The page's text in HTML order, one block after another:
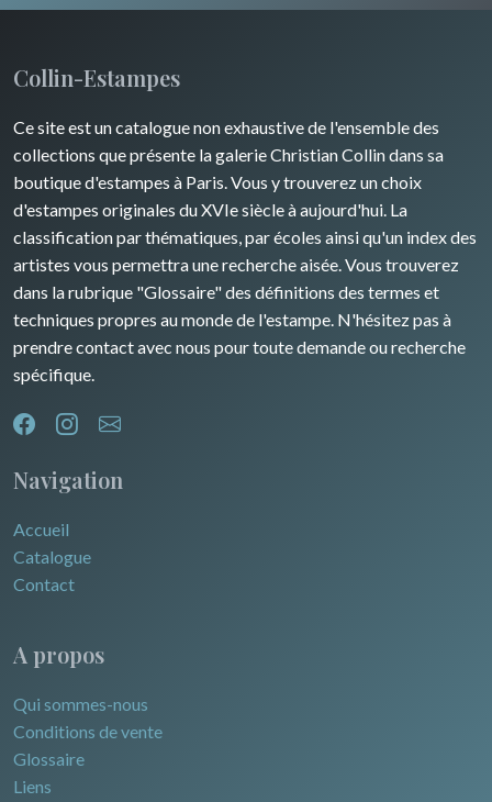
Collin-Estampes
Ce site est un catalogue non exhaustive de l'ensemble des
collections que présente la galerie Christian Collin dans sa
boutique d'estampes à Paris. Vous y trouverez un choix
d'estampes originales du XVIe siècle à aujourd'hui. La
classification par thématiques, par écoles ainsi qu'un index des
artistes vous permettra une recherche aisée. Vous trouverez
dans la rubrique "Glossaire" des définitions des termes et
techniques propres au monde de l'estampe. N'hésitez pas à
prendre contact avec nous pour toute demande ou recherche
spécifique.
Navigation
Accueil
Catalogue
Contact
A propos
Qui sommes-nous
Conditions de vente
Glossaire
Liens